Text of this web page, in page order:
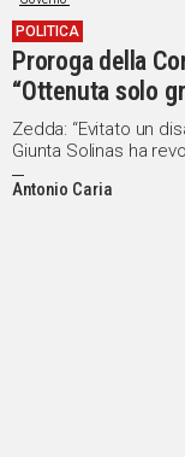
POLITICA
Proroga della
“Ottenuta solo
Zedda: “Evitato un
Giunta Solinas ha
Antonio Caria